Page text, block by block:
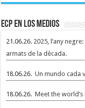
ECP en los medios
21.06.26. 2025, l’any
armats de la dècada.
18.06.26.Un mundo cada
18.06.26.Meet the